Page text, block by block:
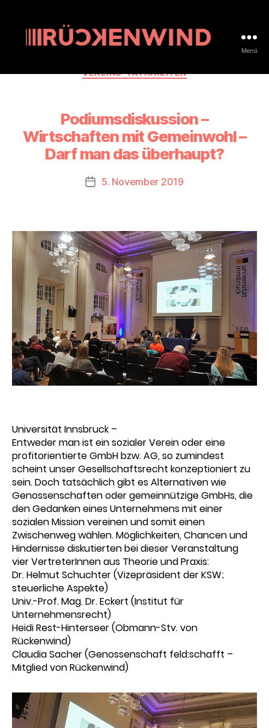
Menü
VEREINS-TÄTIGKEITEN
Podiumsdiskussion –
Wirtschaften mit Gemeinwohl –
Darf man das überhaupt?
Beitragsdatum
5. November 2019
Universität Innsbruck –
Entweder man ist ein sozialer Verein oder eine
profitorientierte GmbH bzw. AG, so zumindest
scheint unser Gesellschaftsrecht konzeptioniert zu
sein. Doch tatsächlich gibt es Alternativen wie
Genossenschaften oder gemeinnützige GmbHs, die
den Gedanken eines Unternehmens mit einer
sozialen Mission vereinen und somit einen
Zwischenweg wählen. Möglichkeiten, Chancen und
Hindernisse diskutierten bei dieser Veranstaltung
vier VertreterInnen aus Theorie und Praxis:
Dr. Helmut Schuchter (Vizepräsident der KSW;
steuerliche Aspekte)
Univ.-Prof. Mag. Dr. Eckert (Institut für
Unternehmensrecht)
Heidi Rest-Hinterseer (Obmann-Stv. von
Rückenwind)
Claudia Sacher (Genossenschaft feld:schafft –
Mitglied von Rückenwind)